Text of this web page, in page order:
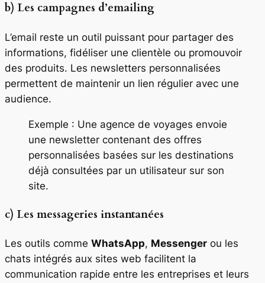
b) Les campagnes d’emailing
L’email reste un outil puissant pour partager des
informations, fidéliser une clientèle ou promouvoir
des produits. Les newsletters personnalisées
permettent de maintenir un lien régulier avec une
audience.
Exemple : Une agence de voyages envoie
une newsletter contenant des offres
personnalisées basées sur les destinations
déjà consultées par un utilisateur sur son
site.
c) Les messageries instantanées
Les outils comme WhatsApp, Messenger ou les
chats intégrés aux sites web facilitent la
communication rapide entre les entreprises et leurs